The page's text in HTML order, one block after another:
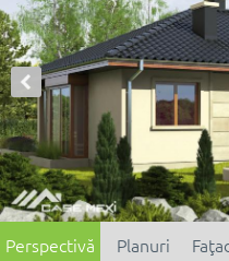
Perspectivă Planuri